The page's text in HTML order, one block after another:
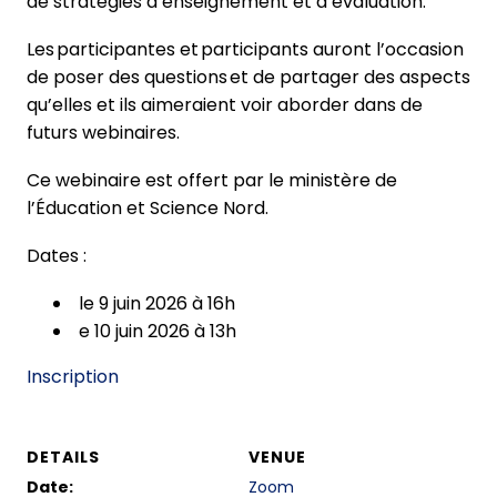
Les participantes et participants auront l’occasion
de poser des questions et de partager des aspects
qu’elles et ils aimeraient voir aborder dans de
futurs webinaires.
Ce webinaire est offert par le ministère de
l’Éducation et Science Nord.
Dates :
le 9 juin 2026 à 16h
e 10 juin 2026 à 13h
Inscription
DETAILS
Date:
VENUE
Zoom